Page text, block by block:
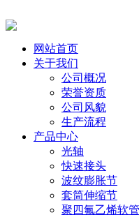
网站首页
关于我们
公司概况
荣誉资质
公司风貌
生产流程
产品中心
光轴
快速接头
波纹膨胀节
套筒伸缩节
聚四氟乙烯软